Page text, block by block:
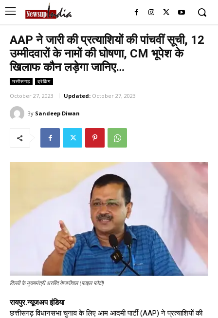
AAP ने जारी की प्रत्याशियों की पांचवीं सूची, 12
उम्मीदवारों के नामों की घोषणा, CM भूपेश के
खिलाफ कौन लड़ेगा जानिए…
छत्तीसगढ़ ब्रेकिंग
October 27, 2023 Updated: October 27, 2023
By Sandeep Diwan
दिल्ली के मुख्यमंत्री अरविंद केजरीवाल (फाइल फोटो)
रायपुर.न्यूजअप इंडिया
छत्तीसगढ़ विधानसभा चुनाव के लिए आम आदमी पार्टी (AAP) ने प्रत्याशियों की